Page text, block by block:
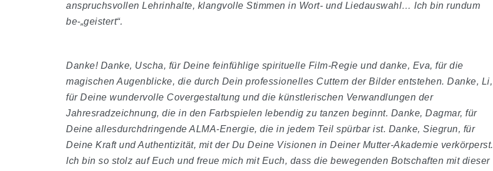
anspruchsvollen Lehrinhalte, klangvolle Stimmen in Wort- und Liedauswahl… Ich bin rundum
be-„geistert“.
Danke! Danke, Uscha, für Deine feinfühlige spirituelle Film-Regie und danke, Eva, für die
magischen Augenblicke, die durch Dein professionelles Cuttern der Bilder entstehen. Danke, Li,
für Deine wundervolle Covergestaltung und die künstlerischen Verwandlungen der
Jahresradzeichnung, die in den Farbspielen lebendig zu tanzen beginnt. Danke, Dagmar, für
Deine allesdurchdringende ALMA-Energie, die in jedem Teil spürbar ist. Danke, Siegrun, für
Deine Kraft und Authentizität, mit der Du Deine Visionen in Deiner Mutter-Akademie verkörperst.
Ich bin so stolz auf Euch und freue mich mit Euch, dass die bewegenden Botschaften mit dieser